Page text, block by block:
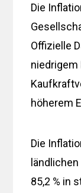
Die
Offizielle
niedrigem
höherem
Die
ländlichen
85,2 % in